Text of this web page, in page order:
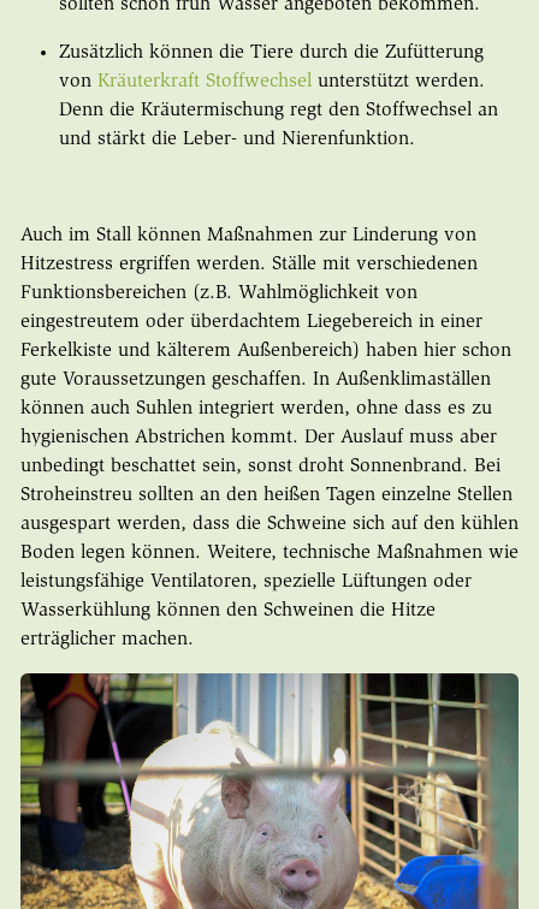
sollten schon früh Wasser angeboten bekommen.
Zusätzlich können die Tiere durch die Zufütterung
von Kräuterkraft Stoffwechselunterstützt werden.
Denn die Kräutermischung regt den Stoffwechsel an
und stärkt die Leber- und Nierenfunktion.
Auch im Stall können Maßnahmen zur Linderung von
Hitzestress ergriffen werden. Ställe mit verschiedenen
Funktionsbereichen (z.B. Wahlmöglichkeit von
eingestreutem oder überdachtem Liegebereich in einer
Ferkelkiste und kälterem Außenbereich) haben hier schon
gute Voraussetzungen geschaffen. In Außenklimaställen
können auch Suhlen integriert werden, ohne dass es zu
hygienischen Abstrichen kommt. Der Auslauf muss aber
unbedingt beschattet sein, sonst droht Sonnenbrand. Bei
Stroheinstreu sollten an den heißen Tagen einzelne Stellen
ausgespart werden, dass die Schweine sich auf den kühlen
Boden legen können. Weitere, technische Maßnahmen wie
leistungsfähige Ventilatoren, spezielle Lüftungen oder
Wasserkühlung können den Schweinen die Hitze
erträglicher machen.